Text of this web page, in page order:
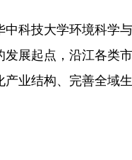
技大学环境科学与
展起点，沿江各类
业结构、完善全域